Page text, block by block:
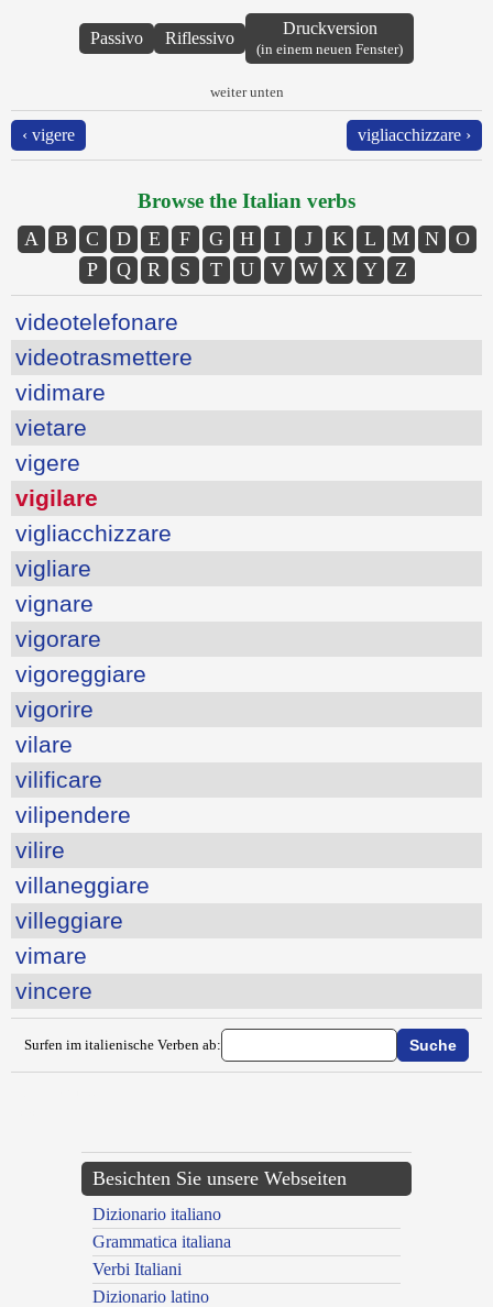
Passivo Riflessivo
Druckversion
(in einem neuen Fenster)
weiter unten
‹ vigere vigliacchizzare ›
Browse the Italian verbs
A B C D E F G H I J K L M N
O
P
Q R S T U V W X Y Z
videotelefonare
videotrasmettere
vidimare
vietare
vigere
vigilare
vigliacchizzare
vigliare
vignare
vigorare
vigoreggiare
vigorire
vilare
vilificare
vilipendere
vilire
villaneggiare
villeggiare
vimare
vincere
Surfen im italienische Verben ab:
Besichten Sie unsere Webseiten
Dizionario italiano
Grammatica italiana
Verbi Italiani
Dizionario latino